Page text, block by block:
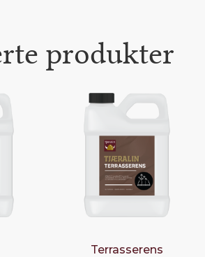
produkter
Terrasserens